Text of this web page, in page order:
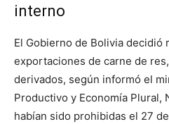
interno
El Gobierno de Bolivia decidió
exportaciones de carne de
derivados, según informó el
Productivo y Economía Plural,
habían sido prohibidas el 27